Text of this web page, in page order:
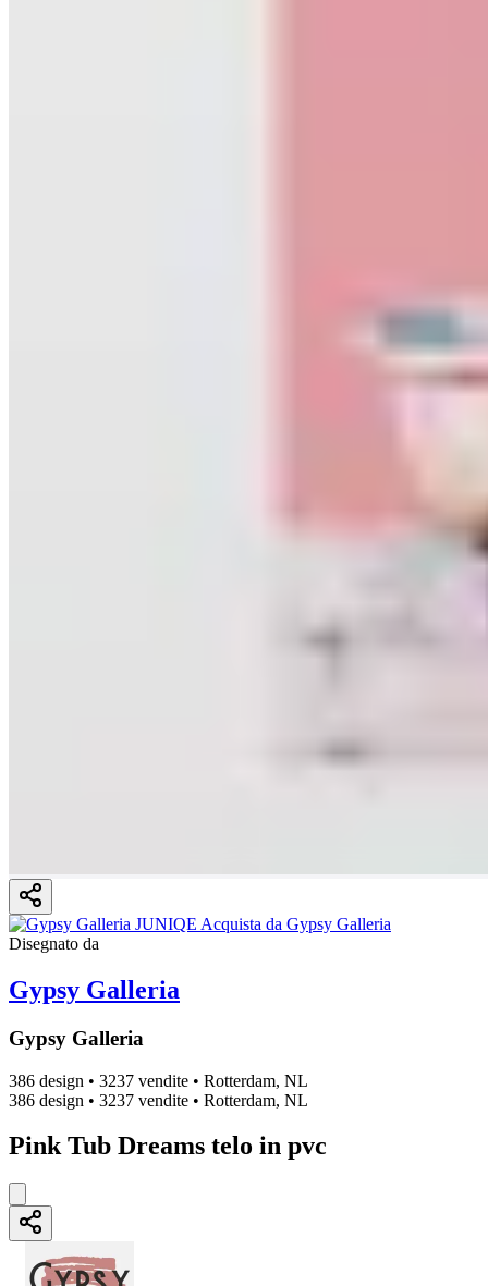
Disegnato da
Gypsy Galleria
Gypsy Galleria
386 design • 3237 vendite • Rotterdam, NL
386 design • 3237 vendite • Rotterdam, NL
Pink Tub Dreams telo in pvc